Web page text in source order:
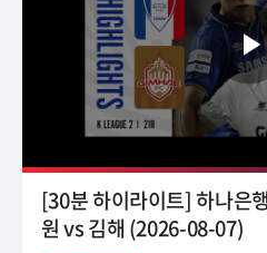
[30분 하이라이트] 하나은
원 vs 김해 (2026-08-07)